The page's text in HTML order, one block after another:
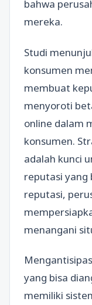
bahwa
mereka.
Studi
konsumen
membuat
menyoroti
online dalam
konsumen.
adalah kunci
reputasi yang
reputasi,
menangani
yang bisa
memiliki